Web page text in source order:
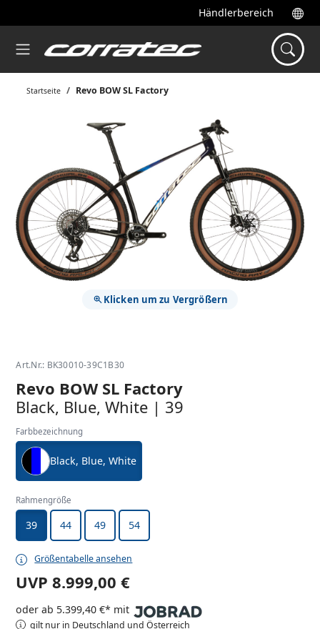
Händlerbereich
Startseite Revo BOW SL Factory
Klicken um zu Vergrößern
Art.Nr.: BK30010-39C1B30
Revo BOW SL Factory
Black, Blue, White | 39
Farbbezeichnung
Black, Blue, White
Rahmengröße
39 44 49 54
Größentabelle ansehen
UVP8.999,00 €
oder ab 5.399,40 €* mit
gilt nur in Deutschland und Österreich